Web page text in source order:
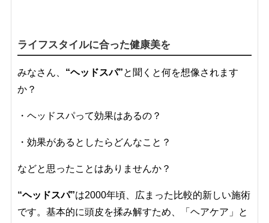
ライフスタイルに合った健康美を
みなさん、 “ヘッドスパ”と聞くと何を想像されます
か？
・ヘッドスパって効果はあるの？
・効果があるとしたらどんなこと？
などと思ったことはありませんか？
“ヘッドスパ”は2000年頃、広まった比較的新しい施術
です。基本的に頭皮を揉み解すため、「ヘアケア」と